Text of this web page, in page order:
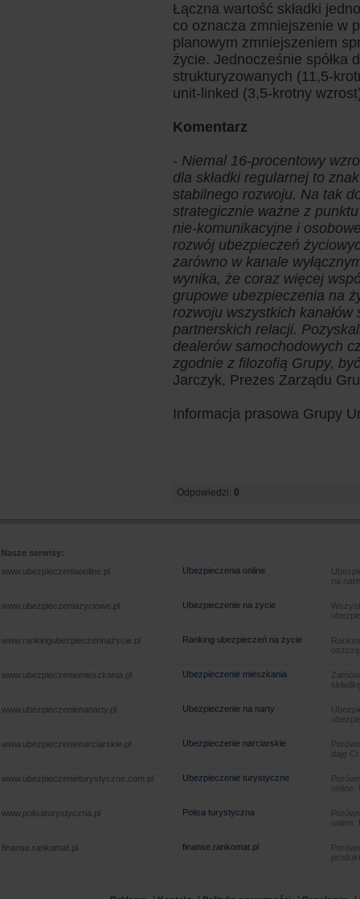
Łączna wartość składki
co oznacza zmniejszenie w
planowym zmniejszeniem
życie. Jednocześnie spółka
strukturyzowanych (11,5-
unit-linked (3,5-krotny
Komentarz
- Niemal 16-procentowy
dla składki regularnej to
stabilnego rozwoju. Na tak
strategicznie ważne z
nie-komunikacyjne i
rozwój ubezpieczeń
zarówno w kanale
wynika, że coraz więcej
grupowe ubezpieczenia na
rozwoju wszystkich
partnerskich relacji.
dealerów samochodowych
zgodnie z filozofią Grupy,
Jarczyk, Prezes Zarządu
Informacja prasowa Grupy
Odpowiedzi: 0
Nasze serwisy:
www.ubezpieczeniaonline.pl
Ubezpieczenia online
na
www.ubezpieczeniazyciowe.pl Ubezpieczenie na życie
www.rankingubezpieczennazycie.pl Ranking ubezpieczeń na życie
www.ubezpieczeniemieszkania.pl Ubezpieczenie mieszkania
www.ubezpieczenienanarty.pl Ubezpieczenie na narty
www.ubezpieczenienarciarskie.pl Ubezpieczenie narciarskie
daję
www.ubezpieczenieturystyczne.com.pl Ubezpieczenie turystyczne
www.polisaturystyczna.pl Polisa turystyczna
finanse.rankomat.pl finanse.rankomat.pl